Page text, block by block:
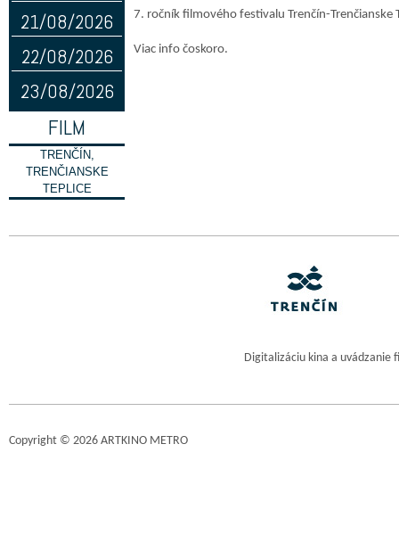
21/08/2026
22/08/2026
23/08/2026
FILM
TRENČÍN,
TRENČIANSKE
TEPLICE
7. ročník filmového festivalu Trenčín-Trenčianske
Viac info čoskoro.
Digitalizáciu kina a uvádzanie
Copyright © 2026 ARTKINO METRO